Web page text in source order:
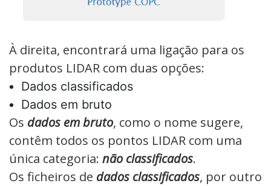
À direita, encontrará uma ligação para os
produtos LIDAR com duas opções:
Dados classificados
Dados em bruto
Os dados em bruto, como o nome sugere,
contêm todos os pontos LIDAR com uma
única categoria: não classificados.
Os ficheiros de dados classificados, por outro